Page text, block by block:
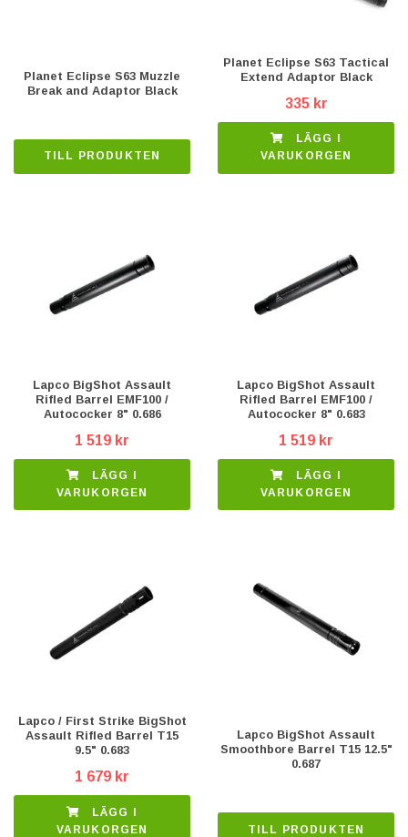
Planet Eclipse S63 Muzzle
Break and Adaptor Black
TILL PRODUKTEN
Planet Eclipse S63 Tactical
Extend Adaptor Black
335 kr
VARUKORGEN
Lapco BigShot Assault
Rifled Barrel EMF100 /
Autococker 8" 0.686
1 519 kr
VARUKORGEN
Lapco BigShot Assault
Rifled Barrel EMF100 /
Autococker 8" 0.683
1 519 kr
VARUKORGEN
Lapco / First Strike BigShot
Assault Rifled Barrel T15
9.5" 0.683
1 679 kr
VARUKORGEN
Lapco BigShot Assault
Smoothbore Barrel T15 12.5"
0.687
TILL PRODUKTEN